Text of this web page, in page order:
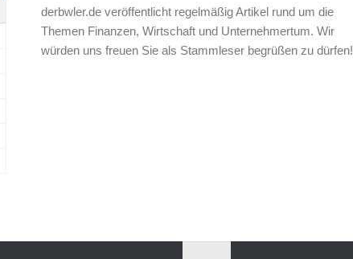
derbwler.de veröffentlicht regelmäßig Artikel rund um die
Themen Finanzen, Wirtschaft und Unternehmertum. Wir
würden uns freuen Sie als Stammleser begrüßen zu dürfen!